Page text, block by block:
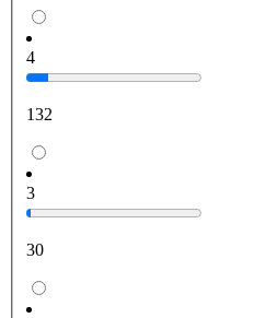
4
132
3
30